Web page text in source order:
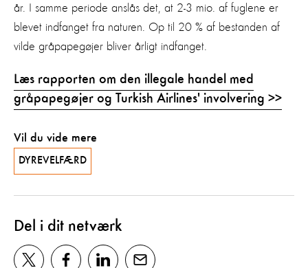
år. I samme periode anslås det, at 2-3 mio. af fuglene er
blevet indfanget fra naturen. Op til 20 % af bestanden af
vilde gråpapegøjer bliver årligt indfanget.
Læs rapporten om den illegale handel med
gråpapegøjer og Turkish Airlines' involvering >>
Vil du vide mere
DYREVELFÆRD
Del i dit netværk